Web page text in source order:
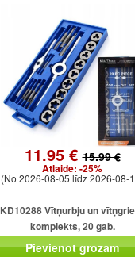
11.95 €15.99 €
Atlaide: -25%
(No 2026-08-05 līdz 2026-08-
KD10288 Vītņurbju un
komplekts, 20 gab.
Pievienot grozam